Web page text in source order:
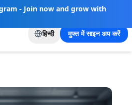
- Join now and grow with
हिन्दी मुफ्त में साइन अप करें